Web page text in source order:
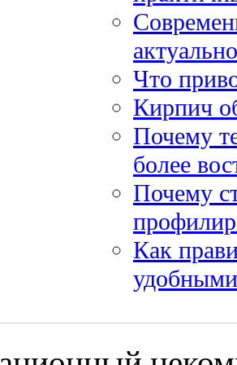
Что
Кирпич
Почему
более
Почему
Как